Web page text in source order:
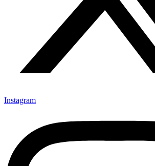
Instagram